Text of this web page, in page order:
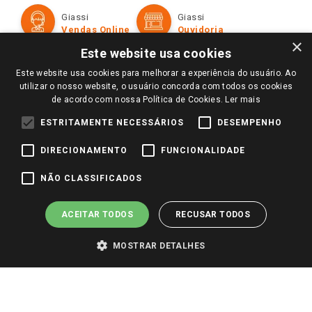
Televendas
Perguntas frequentes
Trabalhe Conosco
Identidade Visual
Formas de Pagamento
Políticas de entrega
Trocas e Devoluções
Giassi
Vendas Online
Giassi
Ouvidoria
Redes Sociais
Pagamento e Segurança
×
Este website usa cookies
Este website usa cookies para melhorar a experiência do usuário. Ao
utilizar o nosso website, o usuário concorda com todos os cookies
de acordo com nossa Política de Cookies. Ler mais
ESTRITAMENTE NECESSÁRIOS DESEMPENHO
DIRECIONAMENTO FUNCIONALIDADE
NÃO CLASSIFICADOS
ACEITAR TODOS RECUSAR TODOS
MOSTRAR DETALHES